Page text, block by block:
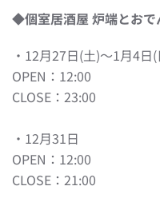
◆個室居酒屋 炉端とおで
・12月27日(土)～1月4
OPEN：12:00
CLOSE：23:00
・12月31日
OPEN：12:00
CLOSE：21:00